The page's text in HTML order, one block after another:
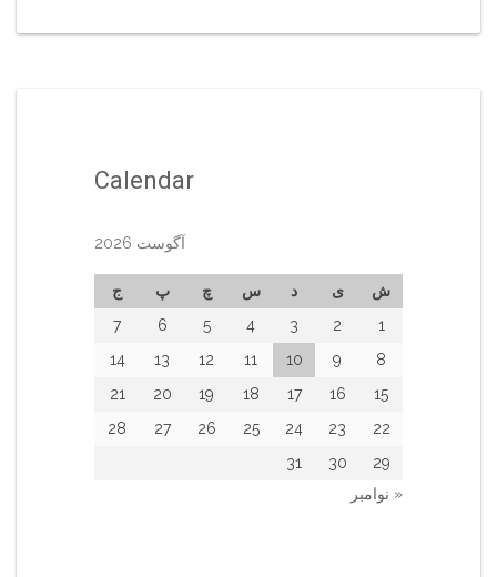
Calendar
آگوست 2026
ش ی د س چ پ
ج
1
2
3
4
5
6
7
8
9
10
11
12
13
14
15
16
17
18
19
20
21
22
23
24
25
26
27
28
29
30
31
« نوامبر